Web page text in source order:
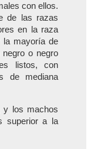
con ellos.
de las razas
en la raza
la mayoría de
o negro
listos, con
de mediana
y los machos
superior a la